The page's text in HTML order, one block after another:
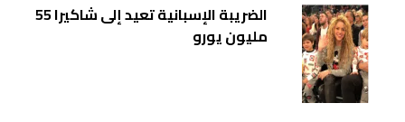
الضريبة الإسبانية تعيد إلى شاكيرا 55
مليون يورو